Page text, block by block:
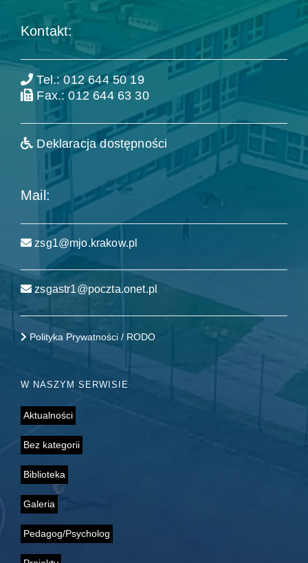
Kontakt:
Tel.: 012 644 50 19
Fax.: 012 644 63 30
Deklaracja dostępności
Mail:
zsg1@mjo.krakow.pl
zsgastr1@poczta.onet.pl
Polityka Prywatności / RODO
W NASZYM SERWISIE
Aktualności
Bez kategorii
Biblioteka
Galeria
Pedagog/Psycholog